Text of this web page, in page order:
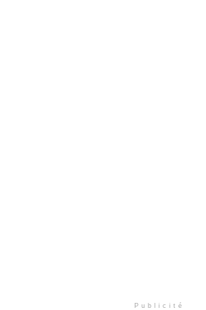
Publicité